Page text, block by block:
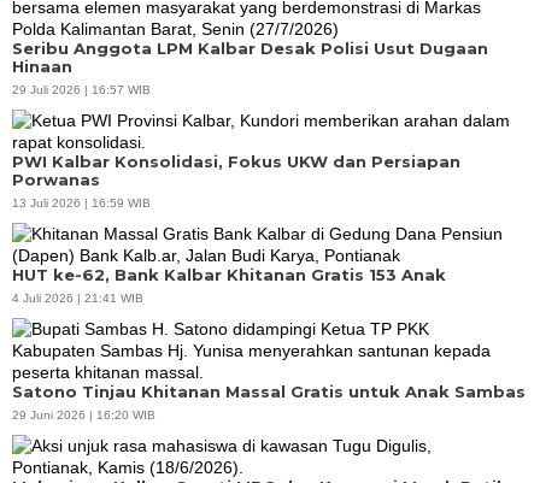
Seribu Anggota LPM Kalbar Desak Polisi Usut Dugaan
Hinaan
29 Juli 2026 | 16:57 WIB
PWI Kalbar Konsolidasi, Fokus UKW dan Persiapan
Porwanas
13 Juli 2026 | 16:59 WIB
HUT ke-62, Bank Kalbar Khitanan Gratis 153 Anak
4 Juli 2026 | 21:41 WIB
Satono Tinjau Khitanan Massal Gratis untuk Anak Sambas
29 Juni 2026 | 16:20 WIB